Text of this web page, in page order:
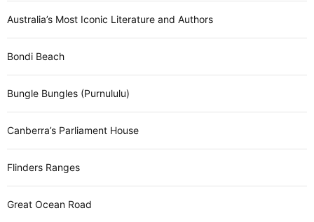
Australia’s Most Iconic Literature and Authors
Bondi Beach
Bungle Bungles (Purnululu)
Canberra’s Parliament House
Flinders Ranges
Great Ocean Road